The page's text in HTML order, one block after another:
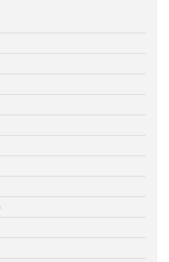
Vanilla Ice